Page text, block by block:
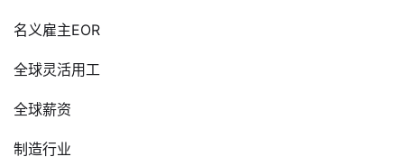
名义雇主EOR
全球灵活用工
全球薪资
制造行业